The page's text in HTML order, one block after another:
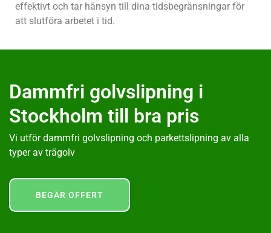
effektivt och tar hänsyn till dina tidsbegränsningar för
att slutföra arbetet i tid.
Dammfri golvslipning i
Stockholm till bra pris
Vi utför dammfri golvslipning och parkettslipning av alla
typer av trägolv
BEGÄR OFFERT